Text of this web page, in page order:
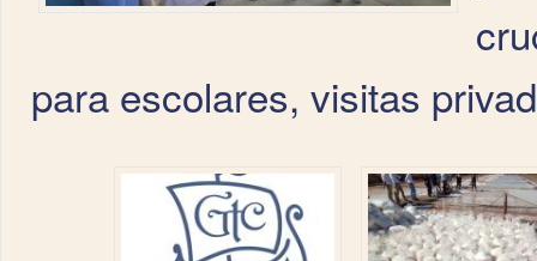
para escolares, visitas